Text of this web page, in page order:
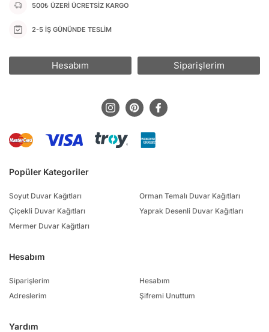
Popüler Kategoriler
Soyut Duvar Kağıtları
Çiçekli Duvar Kağıtları
Mermer Duvar Kağıtları
Orman Temalı Duvar Kağıtları
Yaprak Desenli Duvar Kağıtları
Hesabım
Siparişlerim
Adreslerim
Hesabım
Şifremi Unuttum
Yardım
500₺ ÜZERİ ÜCRETSİZ KARGO
2-5 İŞ GÜNÜNDE TESLİM
Hesabım Siparişlerim